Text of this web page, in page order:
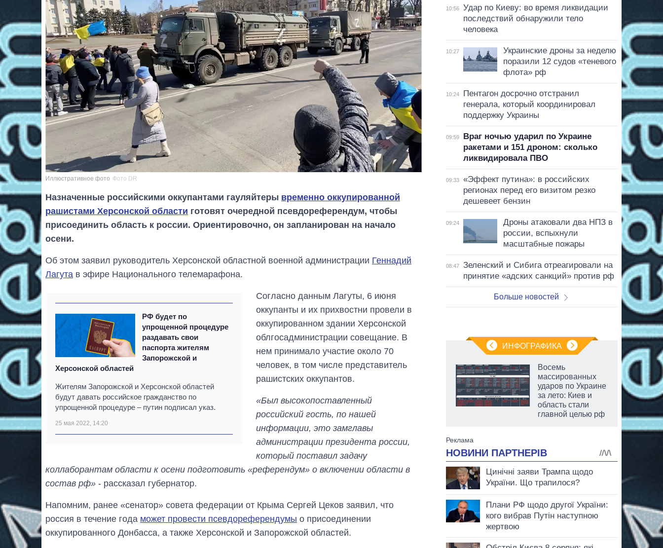
Иллюстративное фото Фото DR
Назначенные российскими оккупантами гауляйтеры временно оккупированной
рашистами Херсонской области готовят очередной псевдореферендум, чтобы
присоединить область к россии. Ориентировочно, он запланирован на начало
осени.
Об этом заявил руководитель Херсонской областной военной администрации Геннадий
Лагута в эфире Национального телемарафона.
РФ будет по
упрощенной процедуре
раздавать свои
паспорта жителям
Запорожской и
Херсонской областей
Жителям Запорожской и Херсонской областей
будут давать российское гражданство по
упрощенной процедуре – путин подписал указ.
25 мая 2022, 14:20
Согласно данным Лагуты, 6 июня
оккупанты и их прихвостни провели в
оккупированном здании Херсонской
облгосадминистрации совещание. В
нем принимало участие около 70
человек, в том числе представитель
рашистских оккупантов.
«Был высокопоставленный
российский гость, по нашей
информации, это замглавы
администрации президента россии,
который поставил задачу
коллаборантам области к осени подготовить «референдум» о включении области в
состав рф» - рассказал губернатор.
Напомним, ранее «сенатор» совета федерации от Крыма Сергей Цеков заявил, что
россия в течение года может провести псевдореферендумы о присоединении
оккупированного Донбасса, а также Херсонской и Запорожской областей.
10:56
Удар по Киеву: во время ликвидации
последствий обнаружили тело
человека
10:27
Украинские дроны за неделю
поразили 12 судов «теневого
флота» рф
10:24
Пентагон досрочно отстранил
генерала, который координировал
поддержку Украины
09:59
Враг ночью ударил по Украине
ракетами и 151 дроном: сколько
ликвидировала ПВО
09:33
«Эффект путина»: в российских
регионах перед его визитом резко
дешевеет бензин
09:24
Дроны атаковали два НПЗ в
россии, вспыхнули
масштабные пожары
08:47
Зеленский и Сибига отреагировали на
принятие «адских санкций» против рф
Больше новостей
ИНФОГРАФИКА
Дефицит памяти:
последние годы и
что прогнозируют
на 2027-й
Восемь
массированных
ударов по Украине
за лето: Киев и
область стали
главной целью рф